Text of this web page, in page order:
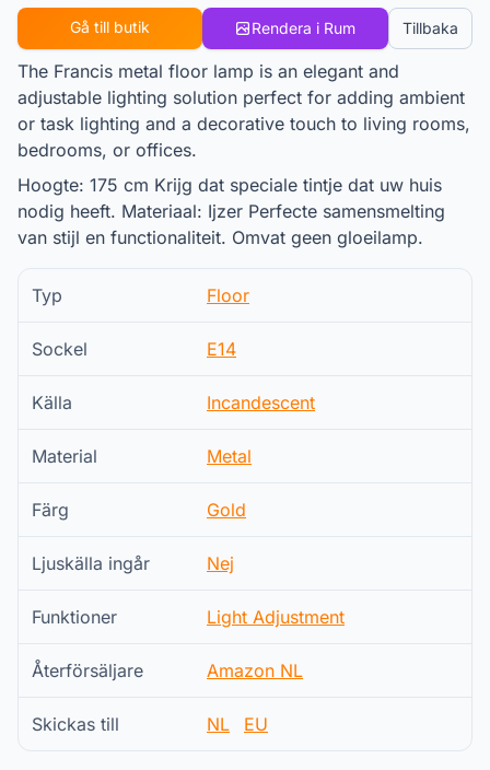
Gå till butik Rendera i Rum Tillbaka
The Francis metal floor lamp is an elegant and
adjustable lighting solution perfect for adding ambient
or task lighting and a decorative touch to living rooms,
bedrooms, or offices.
Hoogte: 175 cm Krijg dat speciale tintje dat uw huis
nodig heeft. Materiaal: Ijzer Perfecte samensmelting
van stijl en functionaliteit. Omvat geen gloeilamp.
Typ Floor
Sockel E14
Källa Incandescent
Material Metal
Färg Gold
Ljuskälla ingår Nej
Funktioner Light Adjustment
Återförsäljare Amazon NL
Skickas till NL EU